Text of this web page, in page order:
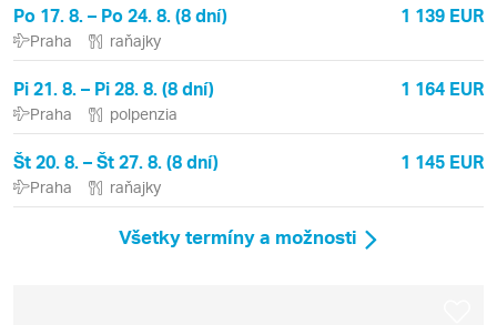
Po 17. 8. – Po 24. 8. (8 dní) 1 139 EUR
Praha raňajky
Pi 21. 8. – Pi 28. 8. (8 dní) 1 164 EUR
Praha polpenzia
Št 20. 8. – Št 27. 8. (8 dní) 1 145 EUR
Praha raňajky
Všetky termíny a možnosti